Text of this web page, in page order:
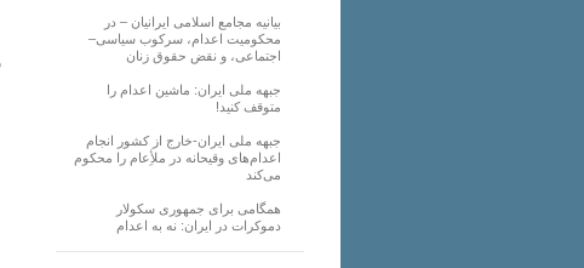
بیانیه مجامع اسلامی ایرانیان – در
محکومیت اعدام، سرکوب سیاسی–
اجتماعی، و نقض حقوق زنان
جبهه ملی ایران: ماشین اعدام را
متوقف کنید!
جبهه ملی ایران-خارج از کشور انجام
اعدام‌های وقیحانه در ملأِعام را محکوم
می‌کند
همگامی برای جمهوری سکولار
دموکرات در ایران: نه به اعدام